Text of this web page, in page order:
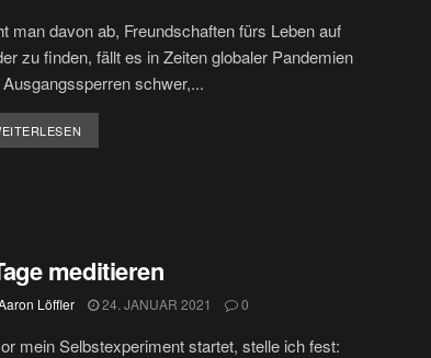
man davon ab, Freundschaften fürs Leben auf
zu finden, fällt es in Zeiten globaler Pandemien
Ausgangssperren schwer,...
meditieren
Löffler 24. JANUAR 2021 0
mein Selbstexperiment startet, stelle ich fest: